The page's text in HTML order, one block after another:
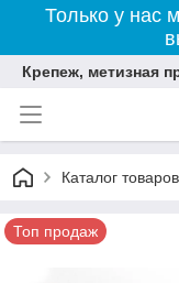
Только у нас
Крепеж, метизная
Каталог товаров
Топ продаж